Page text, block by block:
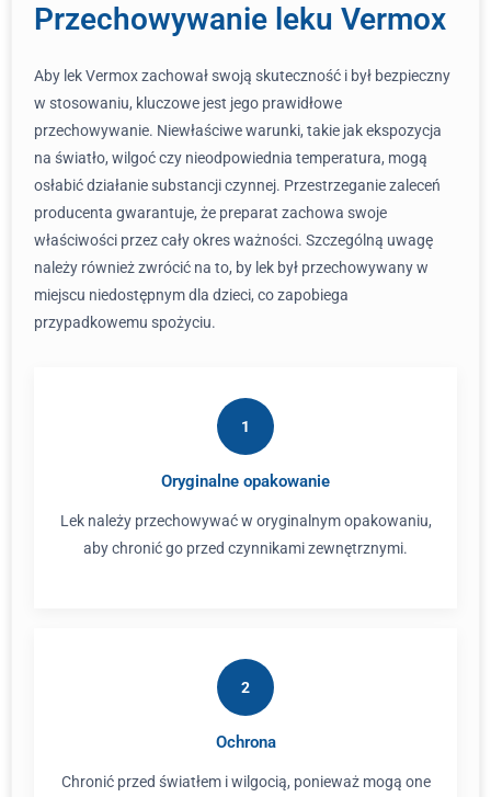
Przechowywanie leku Vermox
Aby lek Vermox zachował swoją skuteczność i był bezpieczny
w stosowaniu, kluczowe jest jego prawidłowe
przechowywanie. Niewłaściwe warunki, takie jak ekspozycja
na światło, wilgoć czy nieodpowiednia temperatura, mogą
osłabić działanie substancji czynnej. Przestrzeganie zaleceń
producenta gwarantuje, że preparat zachowa swoje
właściwości przez cały okres ważności. Szczególną uwagę
należy również zwrócić na to, by lek był przechowywany w
miejscu niedostępnym dla dzieci, co zapobiega
przypadkowemu spożyciu.
1
Oryginalne opakowanie
Lek należy przechowywać w oryginalnym opakowaniu,
aby chronić go przed czynnikami zewnętrznymi.
2
Ochrona
Chronić przed światłem i wilgocią, ponieważ mogą one